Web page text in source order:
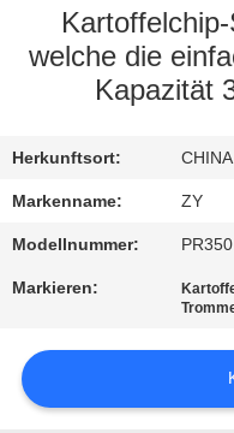
SIE
MIT
UNS
IN
VERBINDUNG
welche die
Kapazität
Herkunftsort: CHINA
Markenname: ZY
Modellnummer: PR350
Markieren: